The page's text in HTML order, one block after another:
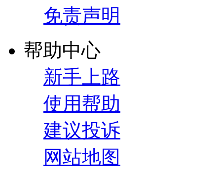
免责声明
帮助中心
新手上路
使用帮助
建议投诉
网站地图